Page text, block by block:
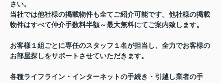
さい。
当社では他社様の掲載物件も全てご紹介可能です。他社様の掲載
物件はすべて仲介手数料半額～最大無料にてご案内致します。
お客様１組ごとに専任のスタッフ１名が担当し、全力でお客様の
お部屋探しをサポートさせていただきます。
各種ライフライン・インターネットの手続き・引越し業者の手